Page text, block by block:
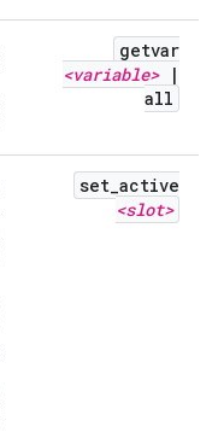
getvar
<variable>
|
all
set_active
<slot>